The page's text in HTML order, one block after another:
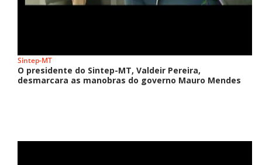
Sintep-MT
O presidente do Sintep-MT, Valdeir Pereira,
desmarcara as manobras do governo Mauro Mendes